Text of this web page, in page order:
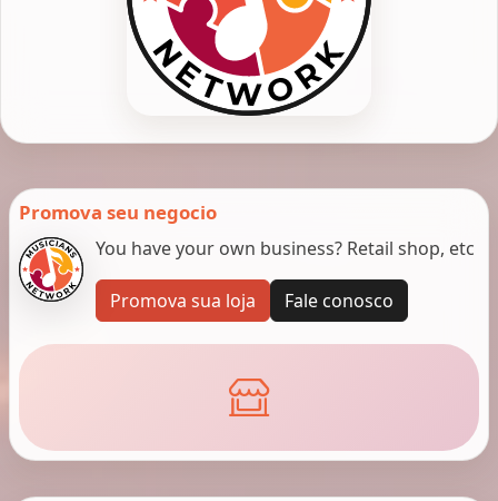
Promova seu negocio
You have your own business? Retail shop, etc
Promova sua loja Fale conosco